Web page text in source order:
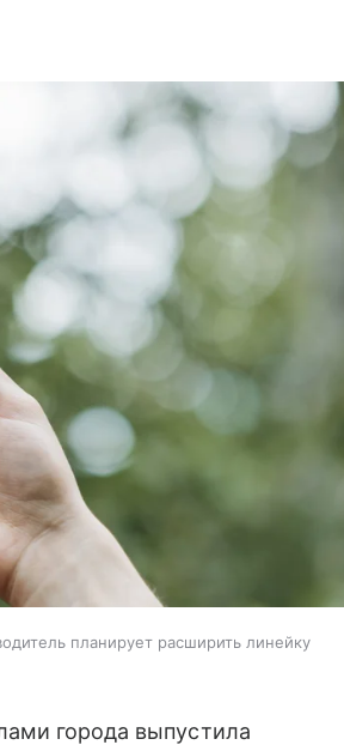
планирует расширить линейку
города выпустила